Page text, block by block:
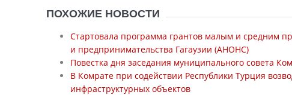
ПОХОЖИЕ НОВОСТИ
Стартовала программа грантов малым и средним
и предпринимательства Гагаузии (АНОНС)
Повестка дня заседания муниципального совета
В Комрате при содействии Республики Турция
инфраструктурных объектов